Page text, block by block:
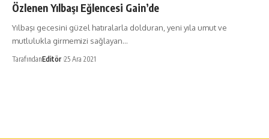
Özlenen Yılbaşı Eğlencesi Gain’de
Yılbaşı gecesini güzel hatıralarla dolduran, yeni yıla umut ve
mutlulukla girmemizi sağlayan…
TarafındanEditör 25 Ara 2021